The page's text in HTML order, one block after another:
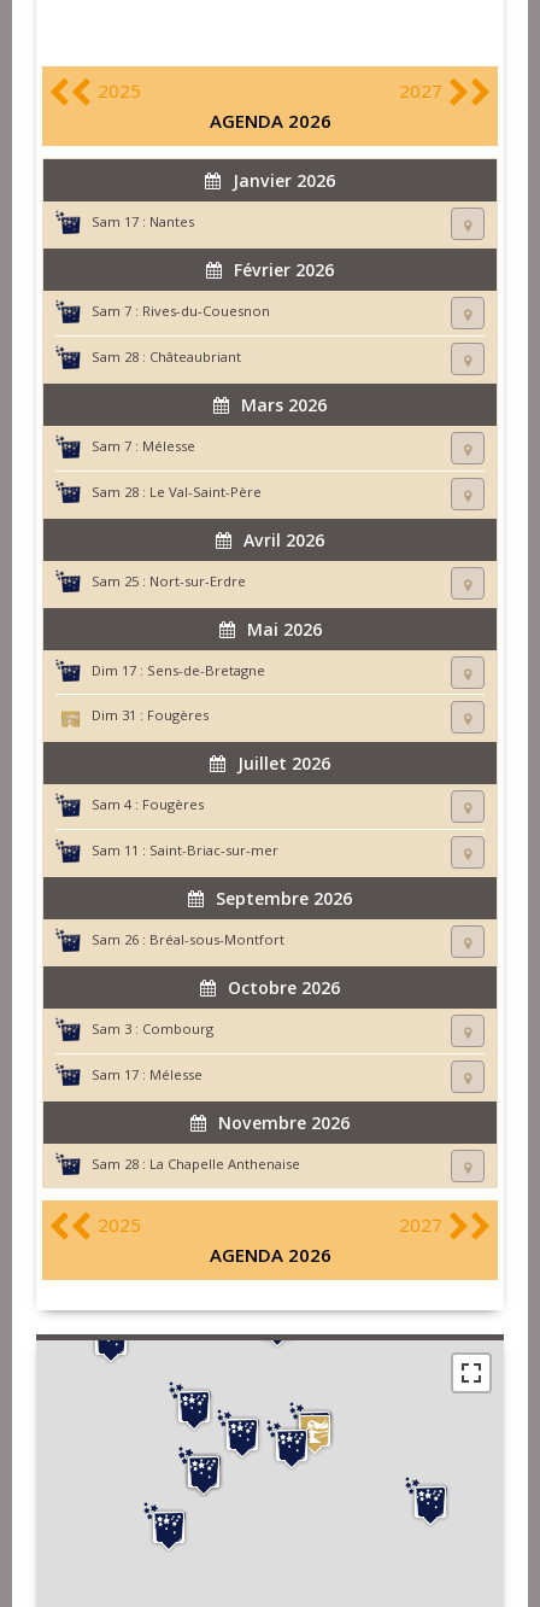
2025
2027
AGENDA 2026
Janvier 2026
Sam 17 : Nantes
Février 2026
Sam 7 : Rives-du-Couesnon
Sam 28 : Châteaubriant
Mars 2026
Sam 7 : Mélesse
Sam 28 : Le Val-Saint-Père
Avril 2026
Sam 25 : Nort-sur-Erdre
Mai 2026
Dim 17 : Sens-de-Bretagne
Dim 31 : Fougères
Juillet 2026
Sam 4 : Fougères
Sam 11 : Saint-Briac-sur-mer
Septembre 2026
Sam 26 : Bréal-sous-Montfort
Octobre 2026
Sam 3 : Combourg
Sam 17 : Mélesse
Novembre 2026
Sam 28 : La Chapelle Anthenaise
2025
2027
AGENDA 2026